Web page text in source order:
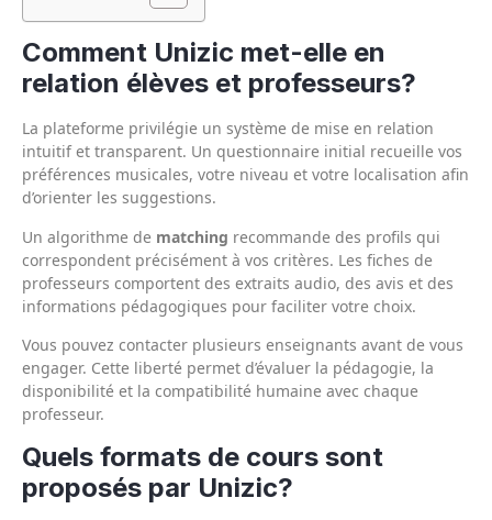
Comment Unizic met-elle en
relation élèves et professeurs?
La plateforme privilégie un système de mise en relation
intuitif et transparent. Un questionnaire initial recueille vos
préférences musicales, votre niveau et votre localisation afin
d’orienter les suggestions.
Un algorithme de matching recommande des profils qui
correspondent précisément à vos critères. Les fiches de
professeurs comportent des extraits audio, des avis et des
informations pédagogiques pour faciliter votre choix.
Vous pouvez contacter plusieurs enseignants avant de vous
engager. Cette liberté permet d’évaluer la pédagogie, la
disponibilité et la compatibilité humaine avec chaque
professeur.
Quels formats de cours sont
proposés par Unizic?